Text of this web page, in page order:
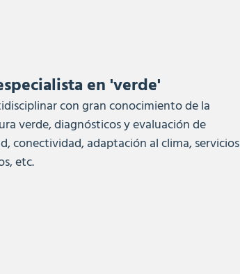
en 'verde'
con gran conocimiento de la
verde, diagnósticos y evaluación de
conectividad, adaptación al clima, servicios
etc.